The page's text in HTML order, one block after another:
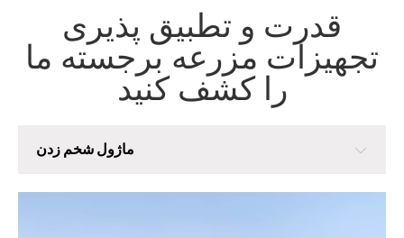
قدرت و تطبیق پذیری
تجهیزات مزرعه برجسته ما
را کشف کنید
ماژول شخم زدن
ماژول شخم زدن